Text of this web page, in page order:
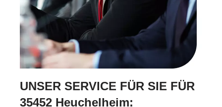
UNSER SERVICE FÜR SIE FÜR
35452 Heuchelheim: